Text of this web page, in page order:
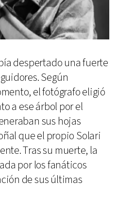
despertado una fuerte
Según
el fotógrafo eligió
a ese árbol por el
sus hojas
que el propio Solari
Tras su muerte, la
por los fanáticos
de sus últimas